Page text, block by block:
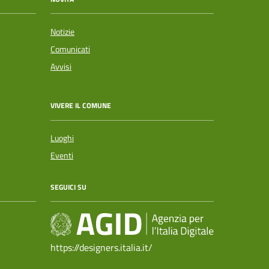
Notizie
Comunicati
Avvisi
VIVERE IL COMUNE
Luoghi
Eventi
SEGUICI SU
https://designers.italia.it/